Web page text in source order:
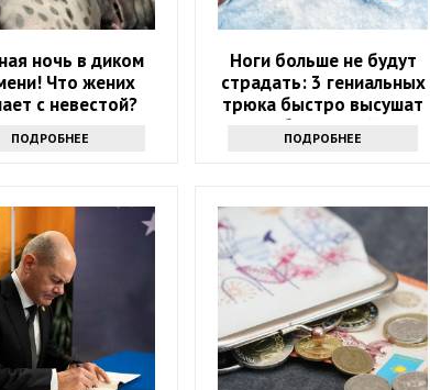
ночь в диком
Что жених
с невестой?
ПОДРОБНЕЕ
Ноги больше не будут
страдать: 3 гениальных
трюка быстро высушат
обувь зимой
ПОДРОБНЕЕ